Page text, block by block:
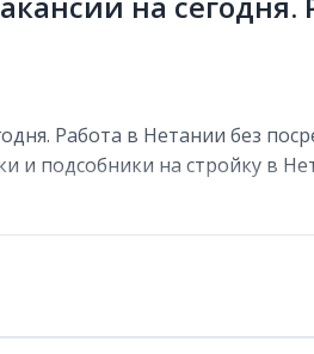
Работа в Нетании без
и подсобники на стройку в